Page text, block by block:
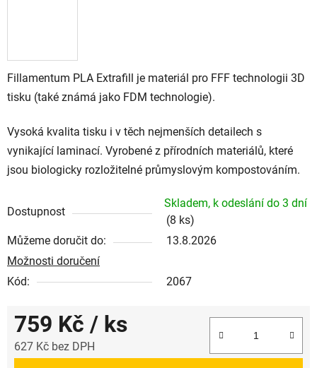
Fillamentum PLA Extrafill je materiál pro FFF technologii 3D
tisku (také známá jako FDM technologie).
Vysoká kvalita tisku i v těch nejmenších detailech s
vynikající laminací. Vyrobené z přírodních materiálů, které
jsou biologicky rozložitelné průmyslovým kompostováním.
Dostupnost
Skladem, k odeslání do 3 dní
(8 ks)
Můžeme doručit do:
13.8.2026
Možnosti doručení
Kód:
2067
759 Kč / ks
627 Kč bez DPH